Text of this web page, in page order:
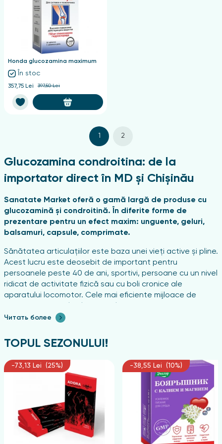
Honda glucozamina maximum
În stoc
357,75 Lei 397,50 Lei
1 2
Glucozamina condroitina: de la
importator direct în MD și Chișinău
Sanatate Market oferă o gamă largă de produse cu
glucozamină și condroitină. În diferite forme de
prezentare pentru un efect maxim: unguente, geluri,
balsamuri, capsule, comprimate.
Sănătatea articulațiilor este baza unei vieți active și pline.
Acest lucru este deosebit de important pentru
persoanele peste 40 de ani, sportivi, persoane cu un nivel
ridicat de activitate fizică sau cu boli cronice ale
aparatului locomotor. Cele mai eficiente mijloace de
substanțe utilizate activ în profilaxia și terapia bolilor
componente sunt disponibile în diferite forme și la prețuri
face accesibile și de calitate pentru un cerc larg de
cumpărători.
Avantajele cumpărăturilor de la fito farmacia
Sanatate Market
Farmacia fito Sanatate Market este o rețea care
acoperă numeroase orașe din Moldova, inclusiv Chișinău.
Читать более
TOPUL SEZONULUI!
-73,13 Lei (25%) -38,55 Lei (10%)